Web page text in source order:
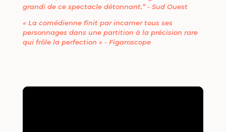
grandi de ce spectacle détonnant.” - Sud Ouest
« La comédienne finit par incarner tous ses
personnages dans une partition à la précision rare
qui frôle la perfection » - Figaroscope